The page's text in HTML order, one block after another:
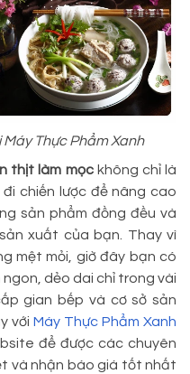
Thực Phẩm Xanh
thịt làm mọckhông chỉ là
chiến lược để nâng cao
sản phẩm đồng đều và
xuất của bạn. Thay vì
mệt mỏi, giờ đây bạn có
dẻo dai chỉ trong vài
gian bếp và cơ sở sản
với Máy Thực Phẩm Xanh
để được các chuyên
và nhận báo giá tốt nhất